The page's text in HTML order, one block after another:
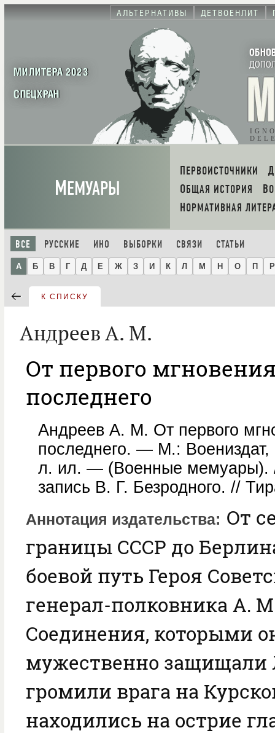
АЛЬТЕРНАТИВЫ ДЕТВОЕНЛИТ
МИЛИТЕРА 2023
СПЕЦХРАН
МЕМУАРЫ
ПЕРВОИСТОЧНИКИ
ОБЩАЯ ИСТОРИЯ
НОРМАТИВНАЯ
ВСЕ РУССКИЕ ИНО ВЫБОРКИ СВЯЗИ СТАТЬИ
А Б В Г Д Е Ж З И К Л М Н О П Р
К СПИСКУ
Андреев А. М.
От первого
последнего
Андреев А. М. От первого
последнего. — М.:
л. ил. — (Военные мемуары).
запись В. Г. Безродного. //
Аннотация издательства
От
границы СССР до
боевой путь Героя
генерал-полковника А.
Соединения, которыми
мужественно защищали
громили врага на
находились на острие